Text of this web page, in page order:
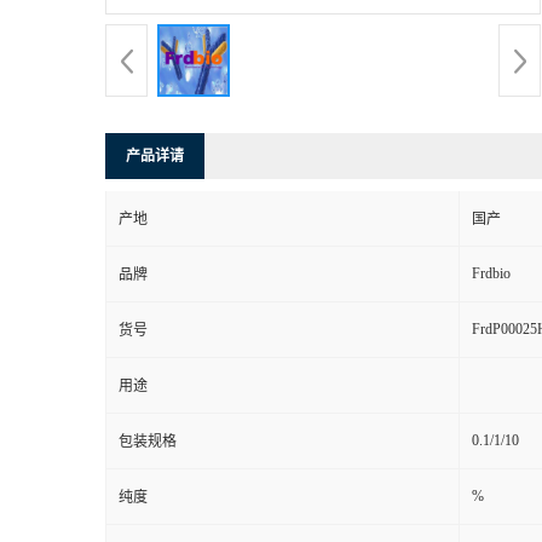
产品详请
产地 国产
品牌 Frdbio
货号
用途
包装规格 0.1/1/10
纯度 %